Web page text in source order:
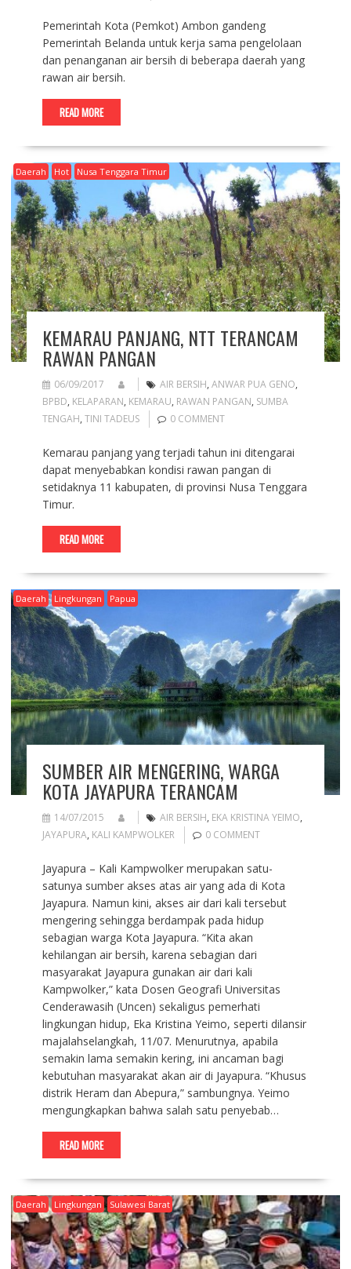
Pemerintah Kota (Pemkot) Ambon gandeng
Pemerintah Belanda untuk kerja sama pengelolaan
dan penanganan air bersih di beberapa daerah yang
rawan air bersih.
READ MORE
Daerah Hot Nusa Tenggara Timur
KEMARAU PANJANG, NTT TERANCAM
RAWAN PANGAN
06/09/2017 AIR BERSIH, ANWAR PUA GENO,
BPBD, KELAPARAN, KEMARAU, RAWAN PANGAN, SUMBA
TENGAH, TINI TADEUS 0 COMMENT
Kemarau panjang yang terjadi tahun ini ditengarai
dapat menyebabkan kondisi rawan pangan di
setidaknya 11 kabupaten, di provinsi Nusa Tenggara
Timur.
READ MORE
Daerah Lingkungan Papua
SUMBER AIR MENGERING, WARGA
KOTA JAYAPURA TERANCAM
14/07/2015 AIR BERSIH, EKA KRISTINA YEIMO,
JAYAPURA, KALI KAMPWOLKER 0 COMMENT
Jayapura – Kali Kampwolker merupakan satu-
satunya sumber akses atas air yang ada di Kota
Jayapura. Namun kini, akses air dari kali tersebut
mengering sehingga berdampak pada hidup
sebagian warga Kota Jayapura. “Kita akan
kehilangan air bersih, karena sebagian dari
masyarakat Jayapura gunakan air dari kali
Kampwolker,” kata Dosen Geografi Universitas
Cenderawasih (Uncen) sekaligus pemerhati
lingkungan hidup, Eka Kristina Yeimo, seperti dilansir
majalahselangkah, 11/07. Menurutnya, apabila
semakin lama semakin kering, ini ancaman bagi
kebutuhan masyarakat akan air di Jayapura. “Khusus
distrik Heram dan Abepura,” sambungnya. Yeimo
mengungkapkan bahwa salah satu penyebab…
READ MORE
Daerah Lingkungan Sulawesi Barat